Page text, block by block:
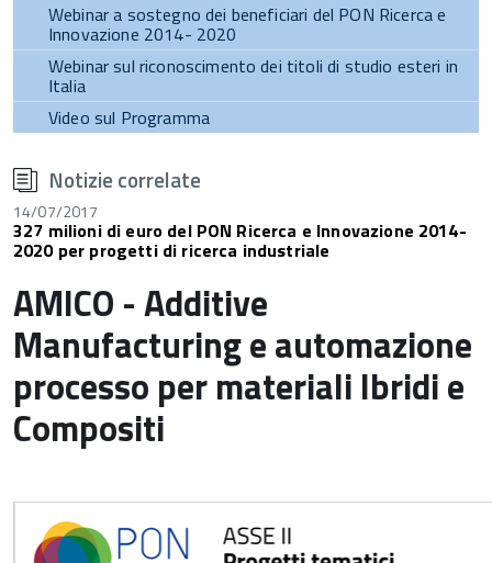
Webinar a sostegno dei beneficiari del PON Ricerca e
Innovazione 2014- 2020
Webinar sul riconoscimento dei titoli di studio esteri in
Italia
Video sul Programma
all'inizio
del
contenuto
Notizie correlate
14/07/2017
327 milioni di euro del PON Ricerca e Innovazione 2014-
2020 per progetti di ricerca industriale
AMICO - Additive
Manufacturing e automazione
processo per materiali Ibridi e
Compositi